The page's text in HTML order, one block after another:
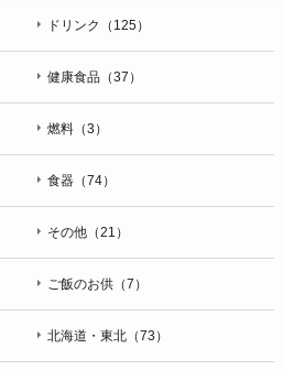
ドリンク（125）
健康食品（37）
燃料（3）
食器（74）
その他（21）
ご飯のお供（7）
北海道・東北（73）